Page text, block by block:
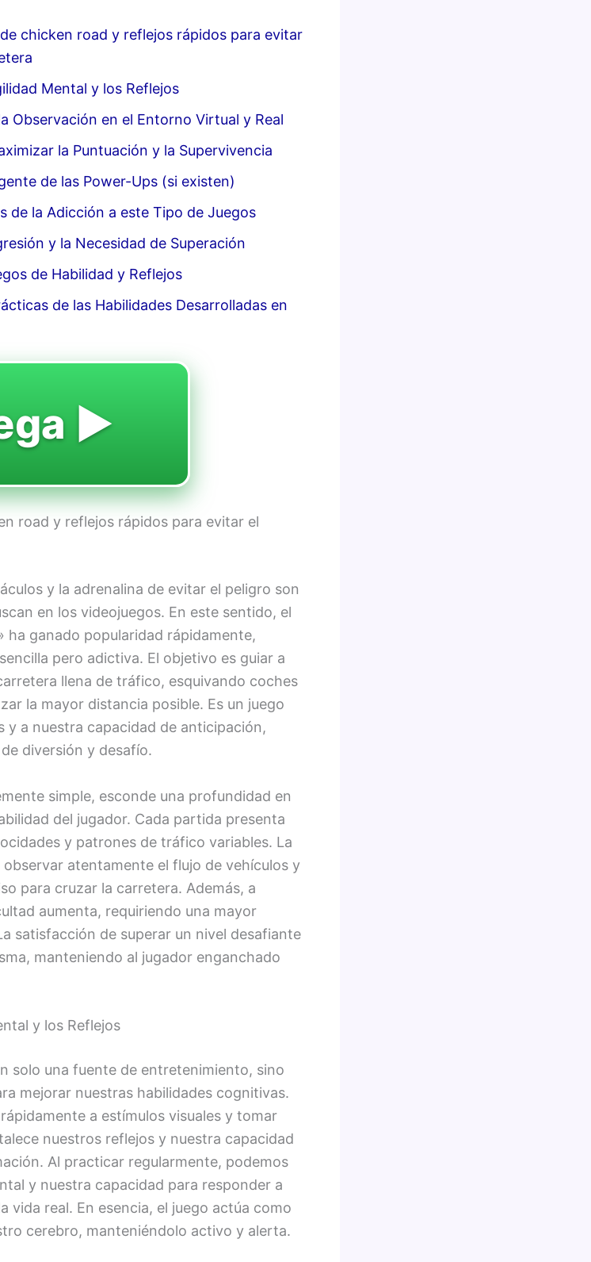
chicken road y reflejos rápidos para evitar
Mental y los Reflejos
Observación en el Entorno Virtual y Real
la Puntuación y la Supervivencia
de las Power-Ups (si existen)
de la Adicción a este Tipo de Juegos
y la Necesidad de Superación
de Habilidad y Reflejos
de las Habilidades Desarrolladas en
▶️
road y reflejos rápidos para evitar el
y la adrenalina de evitar el peligro son
en los videojuegos. En este sentido, el
ha ganado popularidad rápidamente,
pero adictiva. El objetivo es guiar a
llena de tráfico, esquivando coches
la mayor distancia posible. Es un juego
y a nuestra capacidad de anticipación,
diversión y desafío.
simple, esconde una profundidad en
del jugador. Cada partida presenta
y patrones de tráfico variables. La
atentamente el flujo de vehículos y
para cruzar la carretera. Además, a
aumenta, requiriendo una mayor
satisfacción de superar un nivel desafiante
manteniendo al jugador enganchado
y los Reflejos
solo una fuente de entretenimiento, sino
mejorar nuestras habilidades cognitivas.
a estímulos visuales y tomar
nuestros reflejos y nuestra capacidad
Al practicar regularmente, podemos
y nuestra capacidad para responder a
vida real. En esencia, el juego actúa como
cerebro, manteniéndolo activo y alerta.